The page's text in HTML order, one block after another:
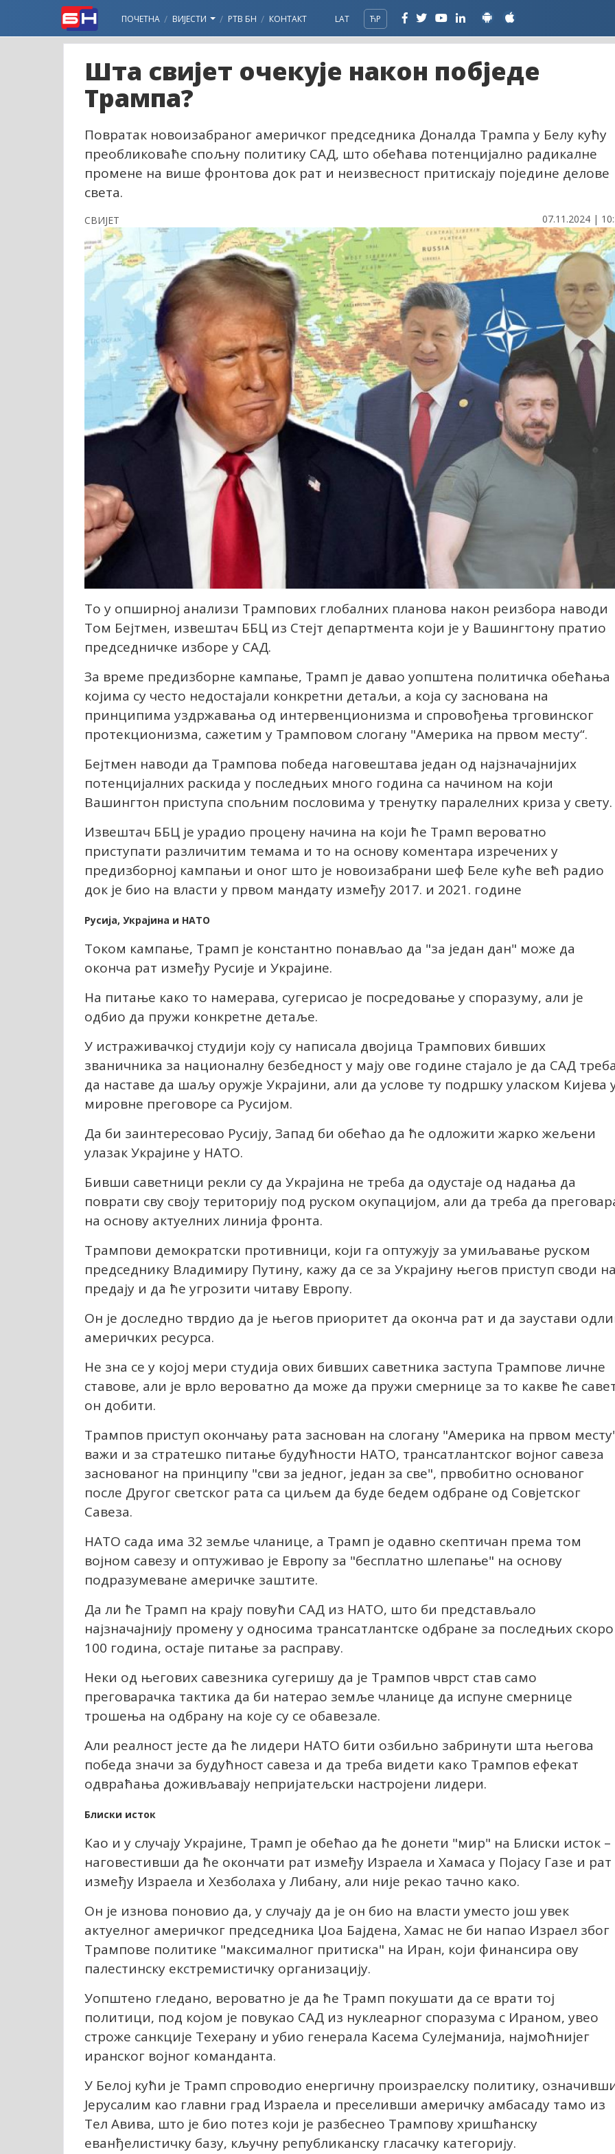
ПОЧЕТНА ВИЈЕСТИ РТВ БН КОНТАКТ LAT ЋР
Шта свијет очекује након побједе
Трампа?
Повратак новоизабраног америчког председника Доналда Трампа у Белу кућу
преобликоваће спољну политику САД, што обећава потенцијално радикалне
промене на више фронтова док рат и неизвесност притискају поједине делове
света.
СВИЈЕТ 07.11.2024 |
То у опширној анализи Трампових глобалних планова након реизбора наводи
Том Бејтмен, извештач ББЦ из Стејт департмента који је у Вашингтону пратио
председничке изборе у САД.
За време предизборне кампање, Трамп је давао уопштена политичка обећања
којима су често недостајали конкретни детаљи, а која су заснована на
принципима уздржавања од интервенционизма и спровођења трговинског
протекционизма, сажетим у Трамповом слогану "Америка на првом месту“.
Бејтмен наводи да Трампова победа наговештава један од најзначајнијих
потенцијалних раскида у последњих много година са начином на који
Вашингтон приступа спољним пословима у тренутку паралелних криза у свету.
Извештач ББЦ је урадио процену начина на који ће Трамп вероватно
приступати различитим темама и то на основу коментара изречених у
предизборној кампањи и оног што је новоизабрани шеф Беле куће већ радио
док је био на власти у првом мандату између 2017. и 2021. године
Русија, Украјина и НАТО
Током кампање, Трамп је константно понављао да "за један дан" може да
оконча рат између Русије и Украјине.
На питање како то намерава, сугерисао је посредовање у споразуму, али је
одбио да пружи конкретне детаље.
У истраживачкој студији коју су написала двојица Трампових бивших
званичника за националну безбедност у мају ове године стајало је да САД треба
да наставе да шаљу оружје Украјини, али да услове ту подршку уласком Кијева
мировне преговоре са Русијом.
Да би заинтересовао Русију, Запад би обећао да ће одложити жарко жељени
улазак Украјине у НАТО.
Бивши саветници рекли су да Украјина не треба да одустаје од надања да
поврати сву своју територију под руском окупацијом, али да треба да
на основу актуелних линија фронта.
Трампови демократски противници, који га оптужују за умиљавање руском
председнику Владимиру Путину, кажу да се за Украјину његов приступ своди на
предају и да ће угрозити читаву Европу.
Он је доследно тврдио да је његов приоритет да оконча рат и да заустави
америчких ресурса.
Не зна се у којој мери студија ових бивших саветника заступа Трампове личне
ставове, али је врло вероватно да може да пружи смернице за то какве ће
он добити.
Трампов приступ окончању рата заснован на слогану "Америка на првом
важи и за стратешко питање будућности НАТО, трансатлантског војног савеза
заснованог на принципу "сви за једног, један за све", првобитно основаног
после Другог светског рата са циљем да буде бедем одбране од Совјетског
Савеза.
НАТО сада има 32 земље чланице, а Трамп је одавно скептичан према том
војном савезу и оптуживао је Европу за "бесплатно шлепање" на основу
подразумеване америчке заштите.
Да ли ће Трамп на крају повући САД из НАТО, што би представљало
најзначајнију промену у односима трансатлантске одбране за последњих скоро
100 година, остаје питање за расправу.
Неки од његових савезника сугеришу да је Трампов чврст став само
преговарачка тактика да би натерао земље чланице да испуне смернице
трошења на одбрану на које су се обавезале.
Али реалност јесте да ће лидери НАТО бити озбиљно забринути шта његова
победа значи за будућност савеза и да треба видети како Трампов ефекат
одвраћања доживљавају непријатељски настројени лидери.
Блиски исток
Као и у случају Украјине, Трамп је обећао да ће донети "мир" на Блиски исток –
наговестивши да ће окончати рат између Израела и Хамаса у Појасу Газе и рат
између Израела и Хезболаха у Либану, али није рекао тачно како.
Он је изнова поновио да, у случају да је он био на власти уместо још увек
актуелног америчког председника Џоа Бајдена, Хамас не би напао Израел због
Трампове политике "максималног притиска" на Иран, који финансира ову
палестинску екстремистичку организацију.
Уопштено гледано, вероватно је да ће Трамп покушати да се врати тој
политици, под којом је повукао САД из нуклеарног споразума с Ираном, увео
строже санкције Техерану и убио генерала Касема Сулејманија, најмоћнијег
иранског војног команданта.
У Белој кући је Трамп спроводио енергичну произраелску политику,
Јерусалим као главни град Израела и преселивши америчку амбасаду тамо из
Тел Авива, што је био потез који је разбеснео Трампову хришћанску
еванђелистичку базу, кључну републиканску гласачку категорију.